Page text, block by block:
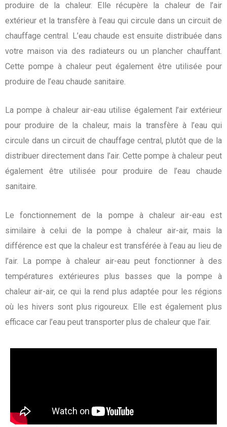
produire de la chaleur. Elle récupère la chaleur de l’air
extérieur et la transfère à l’eau qui circule dans un circuit de
chauffage central. L’eau chaude est ensuite distribuée dans
votre maison via des radiateurs ou un plancher chauffant.
Cette pompe à chaleur peut également être utilisée pour
produire de l’eau chaude sanitaire.
La pompe à chaleur air-eau utilise également l’air extérieur
pour produire de la chaleur, mais la transfère à l’eau qui
circule dans un circuit de chauffage central, plutôt que de la
distribuer directement dans l’air. Cette pompe à chaleur peut
également être utilisée pour produire de l’eau chaude
sanitaire.
Le fonctionnement de la pompe à chaleur air-eau est
similaire à celui de la pompe à chaleur air-air, mais la
différence est que la chaleur est transférée à l’eau au lieu de
l’air. La pompe à chaleur air-eau peut fonctionner à des
températures extérieures plus basses que la pompe à
chaleur air-air, ce qui la rend plus adaptée pour les régions
où les hivers sont plus rigoureux. Elle est également plus
efficace car l’eau peut transporter plus de chaleur que l’air.